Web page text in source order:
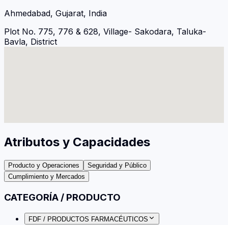
Ahmedabad, Gujarat, India
Plot No. 775, 776 & 628, Village- Sakodara, Taluka-
Bavla, District
Atributos y Capacidades
Producto y Operaciones
Seguridad y Público
Cumplimiento y Mercados
CATEGORÍA / PRODUCTO
FDF / PRODUCTOS FARMACÉUTICOS